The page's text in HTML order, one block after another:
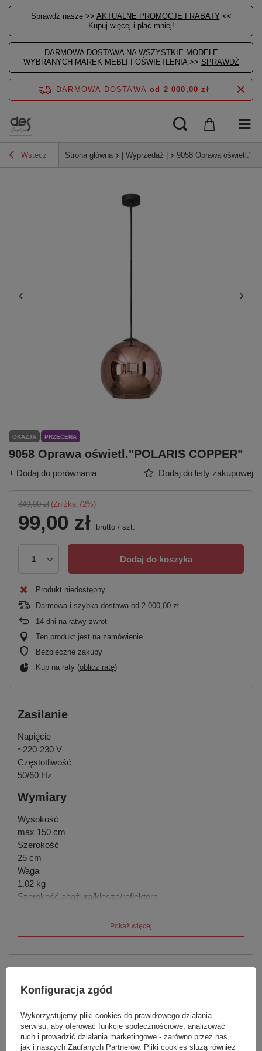
Sprawdź nasze >> AKTUALNE PROMOCJE I RABATY <<
Kupuj więcej i płać mniej!
DARMOWA DOSTAWA NA WSZYSTKIE MODELE
WYBRANYCH MAREK MEBLI I OŚWIETLENIA >> SPRAWDŹ
DARMOWA DOSTAWA od 2 000,00 zł
Wstecz Strona główna | Wyprzedaż | 9058 Oprawa
OKAZJA PRZECENA
9058 Oprawa oświetl."POLARIS COPPER"
+ Dodaj do porównania Dodaj do listy zakupowej
349,00 zł (Zniżka 72%)
99,00 zł brutto / szt.
Dodaj do koszyka
Produkt niedostępny
Darmowa i szybka dostawa od 2 000,00 zł
14 dni na łatwy zwrot
Ten produkt jest na zamówienie
Bezpieczne zakupy
Kup na raty (oblicz ratę)
Zasilanie
Napięcie
~220-230 V
Częstotliwość
50/60 Hz
Wymiary
Wysokość
max 150 cm
Szerokość
25 cm
Waga
1.02 kg
Szerokość abażura/klosza/reflektora
Wysokość abażura/klosza/reflektora
22.5 cm
8 cm
Materiał wiodący
Szkło metalizowane
Pokaż więcej
Symbol
Potrzebujesz pomocy? Masz pytania?
Zadaj pytanie a my odpowiemy niezwłocznie,
najciekawsze pytania i odpowiedzi publikując
dla innych.
Zadaj pytanie
Konfiguracja zgód
Wykorzystujemy pliki cookies do prawidłowego działania
serwisu, aby oferować funkcje społecznościowe, analizować
ruch i prowadzić działania marketingowe - zarówno przez nas,
jak i naszych Zaufanych Partnerów. Pliki cookies służą również